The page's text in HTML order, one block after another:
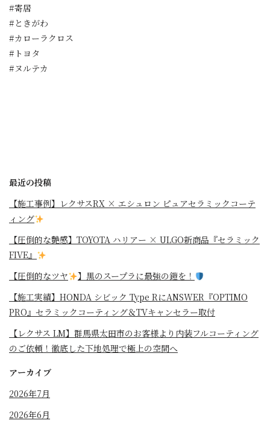
#寄居
#ときがわ
#カローラクロス
#トヨタ
#ヌルテカ
最近の投稿
【施工事例】レクサスRX × エシュロン ピュアセラミックコーテ
ィング
【圧倒的な艶感】TOYOTA ハリアー × ULGO新商品『セラミック
FIVE』
【圧倒的なツヤ
】黒のスープラに最強の鎧を！
⁡【施工実績】HONDA シビック Type RにANSWER『OPTIMO
PRO』セラミックコーティング＆TVキャンセラー取付
【レクサス LM】群馬県太田市のお客様より内装フルコーティング
のご依頼！徹底した下地処理で極上の空間へ
アーカイブ
2026年7月
2026年6月